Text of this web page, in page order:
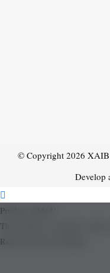
© Copyright 2026 XAIB
Develop
Product added!
The product is already in the
Removed from Wishlist